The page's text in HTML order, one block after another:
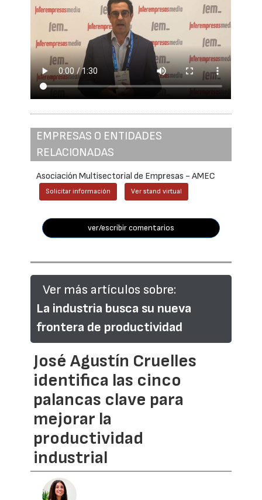
EMPRESAS O ENTIDADES
RELACIONADAS
Asociación Multisectorial de Empresas - AMEC
Solicitar información Ver stand virtual
ver/escribir comentarios
Ver más artículos sobre:
La industria busca su nueva
frontera de productividad
José Agustín Cruelles
identifica las cinco
palancas clave para
mejorar la
productividad
industrial